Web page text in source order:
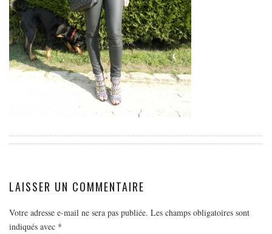
GRÈCE
HONGRIE
ITALIE
PAYS BAS
RÉPUBLIQUE TCHÈQUE
ARTICLES PRATIQUES
MON PROGRAMME DE YOGA EN LIGNE
MODE
LAISSER UN COMMENTAIRE
Votre adresse e-mail ne sera pas publiée. Les champs obligatoires sont
indiqués avec *